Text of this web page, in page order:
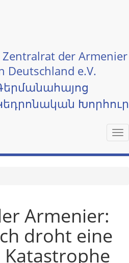
Zentralrat der Armenier
Deutschland e.V.
Armenier:
droht eine